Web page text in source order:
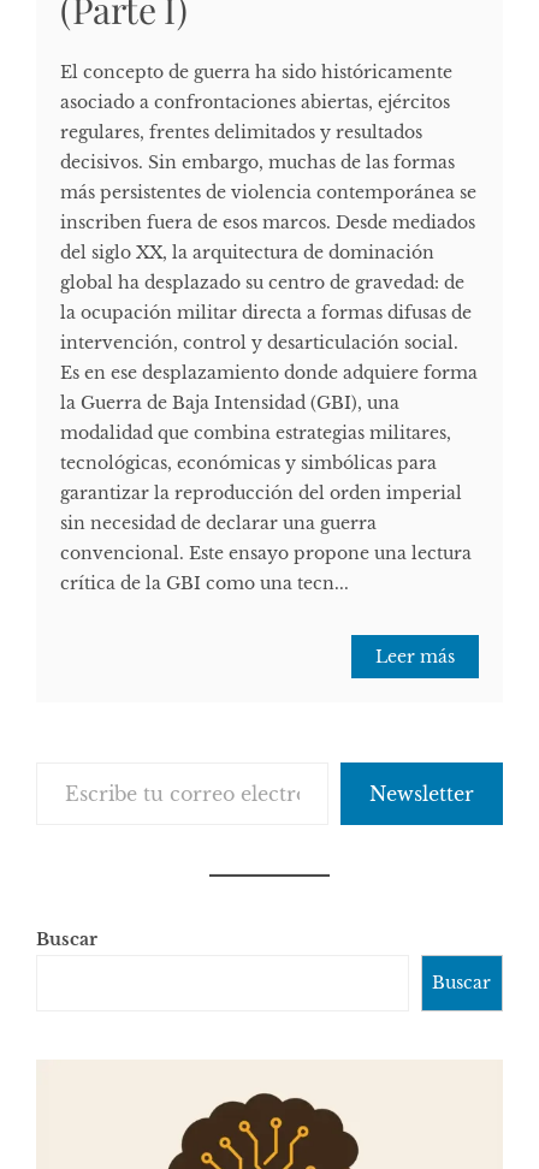
El concepto de guerra ha sido históricamente
asociado a confrontaciones abiertas, ejércitos
regulares, frentes delimitados y resultados
decisivos. Sin embargo, muchas de las formas
más persistentes de violencia contemporánea se
inscriben fuera de esos marcos. Desde mediados
del siglo XX, la arquitectura de dominación
global ha desplazado su centro de gravedad: de
la ocupación militar directa a formas difusas de
intervención, control y desarticulación social.
Es en ese desplazamiento donde adquiere forma
la Guerra de Baja Intensidad (GBI), una
modalidad que combina estrategias militares,
tecnológicas, económicas y simbólicas para
garantizar la reproducción del orden imperial
sin necesidad de declarar una guerra
convencional. Este ensayo propone una lectura
crítica de la GBI como una tecn...
Leer más
Newsletter
Buscar
Buscar